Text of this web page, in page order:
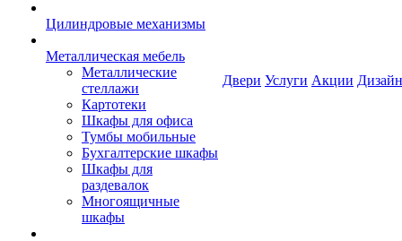
Цилиндровые механизмы
Металлическая мебель
Металлические
стеллажи
Картотеки
Шкафы для офиса
Тумбы мобильные
Бухгалтерские шкафы
Шкафы для
раздевалок
Многоящичные
шкафы
Двери Услуги Акции